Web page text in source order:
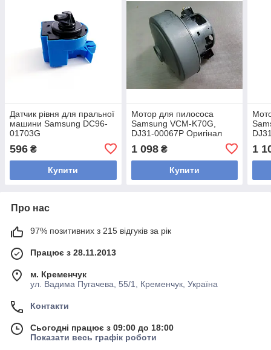
Датчик рівня для пральної
машини Samsung DC96-
01703G
596 ₴
Купити
Мотор для пилососа
Samsung VCM-K70G,
DJ31-00067P Оригінал
1 098₴
Купити
1
Про нас
97% позитивних з 215 відгуків за рік
Працює з 28.11.2013
м. Кременчук
ул. Вадима Пугачева, 55/1, Кременчук, Україна
Контакти
Сьогодні працює з 09:00 до 18:00
Показати весь графік роботи